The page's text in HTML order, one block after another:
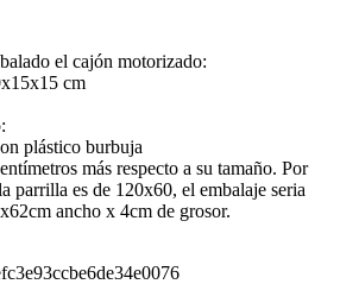
el cajón motorizado:
cm
plástico burbuja
más respecto a su tamaño. Por
parrilla es de 120x60, el embalaje seria
ancho x 4cm de grosor.